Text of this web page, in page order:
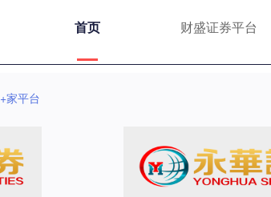
首页 财盛证券平台
+家平台